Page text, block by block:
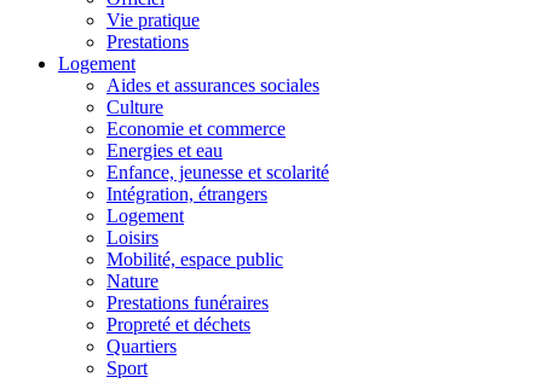
Vie pratique
Prestations
Logement
Aides et assurances sociales
Culture
Economie et commerce
Energies et eau
Enfance, jeunesse et scolarité
Intégration, étrangers
Logement
Loisirs
Mobilité, espace public
Nature
Prestations funéraires
Propreté et déchets
Quartiers
Sport